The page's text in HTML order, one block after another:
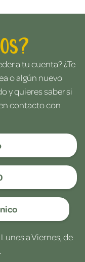
a tu cuenta? ¿Te
o algún nuevo
y quieres saber si
contacto con
a Viernes, de